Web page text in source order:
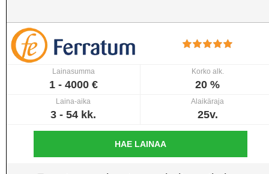
Lainasumma
1 - 4000 €
Korko alk.
20 %
Laina-aika
3 - 54 kk.
Alaikäraja
25v.
HAE LAINAA